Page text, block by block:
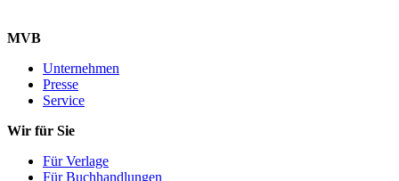
MVB
Unternehmen
Presse
Service
Wir für Sie
Für Verlage
Für Buchhandlungen